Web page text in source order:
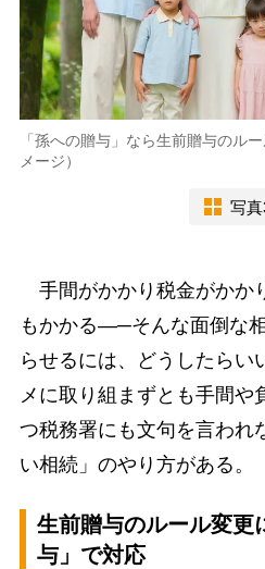
「孫への贈与」なら生前贈与のル
メージ）
写
手間がかかり税金がかか
もかかる―─そんな面倒な
らせるには、どうしたらい
メに取り組まずとも手間や
つ税務署にも文句を言わ
い相続」のやり方がある。
生前贈与のルール変更
与」で対応